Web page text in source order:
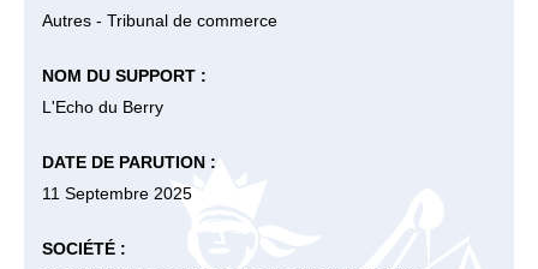
Autres - Tribunal de commerce
NOM DU SUPPORT :
L'Echo du Berry
DATE DE PARUTION :
11 Septembre 2025
SOCIÉTÉ :